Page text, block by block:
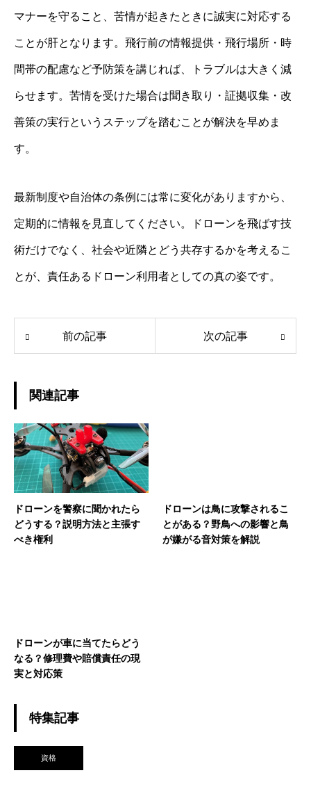
マナーを守ること、苦情が起きたときに誠実に対応する
ことが肝となります。飛行前の情報提供・飛行場所・時
間帯の配慮など予防策を講じれば、トラブルは大きく減
らせます。苦情を受けた場合は聞き取り・証拠収集・改
善策の実行というステップを踏むことが解決を早めま
す。
最新制度や自治体の条例には常に変化がありますから、
定期的に情報を見直してください。ドローンを飛ばす技
術だけでなく、社会や近隣とどう共存するかを考えるこ
とが、責任あるドローン利用者としての真の姿です。
前の記事 次の記事
関連記事
ドローンを警察に聞かれたら
どうする？説明方法と主張す
べき権利
ドローンは鳥に攻撃されるこ
とがある？野鳥への影響と鳥
が嫌がる音対策を解説
ドローンが車に当てたらどう
なる？修理費や賠償責任の現
実と対応策
特集記事
資格